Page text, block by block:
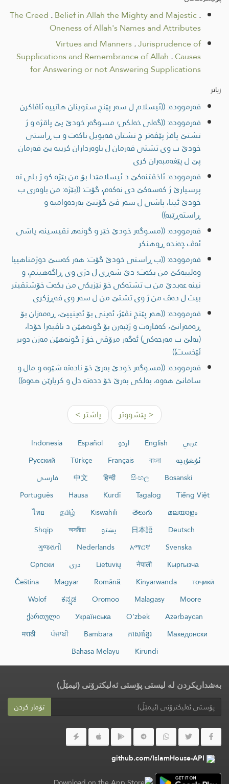
The Creed .Belief in Allah the Mighty and Majestic .
Oneness of Allah's Names and Attributes
Virtues and Manners.Jurisprudence of
Supplications and Remembrance of Allah .Causes
for Answering or not Answering Supplications
زیاتر
فەرموودە: ((ئيسلام ل سه‌ر پێنج ستوینان هاتییه‌ ئاڤاكرن
فەرموودە: ((گه‌لی خه‌لكی؛ مسوگه‌ر خودێ یێ پاقژە و ژ
تشتێ پاقژ پێڤه‌تر چ تشتان قەبویل ناکەت و ب ڕاستی
خودێ ب وی تشتی فەرمان ل باوەرداران کرییە یێ فەرمان
پێ ل پێغەمبەران کری
فەرموودە: ئاخڤتنه‌كێ د ئیسلامێدا بۆ من بێژە کو ژ بلی تە
پرسیارێ ژ كه‌سه‌كێ دی نەکەم، گۆت: ((بێژە: من باوەری ب
خودێ ئینا، پاشی ل سه‌ر ڤێ گۆتنێ به‌رده‌وامبه‌ و
ڕاسته‌ڕێبه‌))
فەرموودە: ((مسوگه‌ر خودێ خێر و گونه‌ھ نڤیسینە، پاشی
ئه‌ڤ چه‌نده‌ ڕوهنكر
فەرموودە: ((ب ڕاستی خودێ گۆت: هه‌ر كه‌سێ دوژمناهییا
وه‌لییه‌كێ من بكه‌ت؛ دێ شه‌ڕی ل دژی وی ڕاگه‌هینم، و
نینه‌ عه‌بدێ من ب تشته‌كی خۆ نێزیكی من بكه‌ت خۆشتڤیتر
بیت ل ده‌ڤ من ژ وی تشتێ من ل سه‌ر وی فه‌ڕزكری
فەرموودە: ((هه‌ر پێنج نڤێژ، ئه‌ینی بۆ ئه‌ینییێ، ڕه‌مه‌زان بۆ
ڕه‌مه‌زانێ، كه‌فاره‌ت و ژێبه‌رن بۆ گونه‌هێن د ناڤبه‌را خۆدا،
(به‌لێ ب مه‌رجه‌كی) ئه‌گه‌ر مرۆڤی خۆ ژ گونه‌هێن مه‌زن دویر
ئێخست))
فەرموودە: ((مسوگه‌ر خودێ به‌رێ خۆ ناده‌ته‌ شێوه‌ و مال و
سامانێ هه‌وه‌، به‌لكی به‌رێ خۆ دده‌ته‌ دل و كریارێن هه‌وه‌))
< پێشووتر پاشتر >
عربي English اردو Español
Indonesia
ئۇيغۇرچە
বাংলা
Français
Türkçe
Русский
Bosanski
සිංහල
हिन्दी
中文
فارسی
Tiếng Việt
Tagalog
Kurdî
Hausa
Português
മലയാളം
తెలుగు
Kiswahili
தமிழ்
ไทย
Deutsch
日本語 پښتو অসমীয়া
Shqip
Svenska
አማርኛ
Nederlands
ગુજરાતી
Кыргызча
नेपाली
Lietuvių دری
Српски
тоҷикӣ
Kinyarwanda
Română
Magyar
Čeština
Moore
Malagasy
Oromoo
ಕನ್ನಡ
Wolof
Azərbaycan
O‘zbek
Українська
ქართული
Македонски
ភាសាខ្មែរ
Bambara
ਪੰਜਾਬੀ
मराठी
Kirundi
Bahasa Melayu
بەشداریکردن لە لیستی پۆستی ئەلیکترۆنی (ئیمێڵ)
تۆمار کردن
github.com/IslamHouse-API